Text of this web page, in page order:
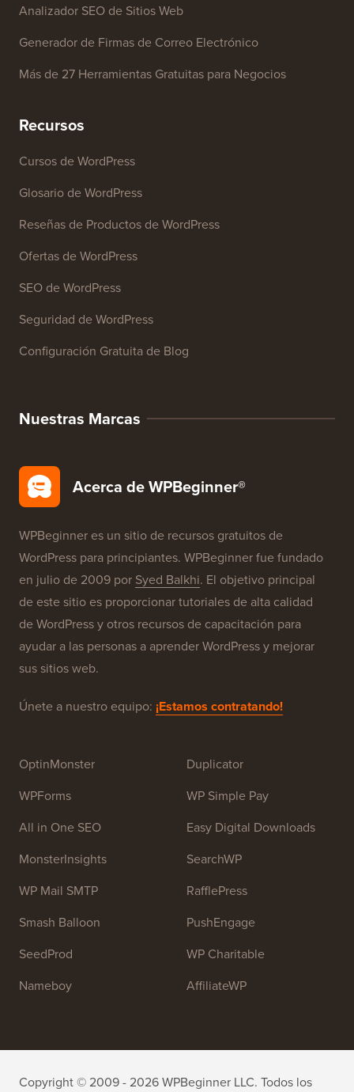
Analizador SEO de Sitios Web
Generador de Firmas de Correo Electrónico
Más de 27 Herramientas Gratuitas para Negocios
Recursos
Cursos de WordPress
Glosario de WordPress
Reseñas de Productos de WordPress
Ofertas de WordPress
SEO de WordPress
Seguridad de WordPress
Configuración Gratuita de Blog
Nuestras Marcas
Acerca de WPBeginner®
WPBeginner es un sitio de recursos gratuitos de
WordPress para principiantes. WPBeginner fue fundado
en julio de 2009 por Syed Balkhi. El objetivo principal
de este sitio es proporcionar tutoriales de alta calidad
de WordPress y otros recursos de capacitación para
ayudar a las personas a aprender WordPress y mejorar
sus sitios web.
Únete a nuestro equipo: ¡Estamos contratando!
OptinMonster
WPForms
All in One SEO
MonsterInsights
WP Mail SMTP
Smash Balloon
SeedProd
Nameboy
Duplicator
WP Simple Pay
Easy Digital Downloads
SearchWP
RafflePress
PushEngage
WP Charitable
AffiliateWP
Copyright © 2009 - 2026 WPBeginner LLC. Todos los